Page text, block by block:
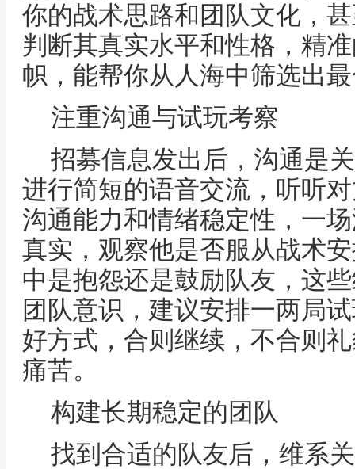
你的战术思路和团队文化，
判断其真实水平和性格，精
帜，能帮你从人海中筛选出
注重沟通与试玩考察
招募信息发出后，沟通是
进行简短的语音交流，听听
沟通能力和情绪稳定性，一
真实，观察他是否服从战术
中是抱怨还是鼓励队友，这
团队意识，建议安排一两局
好方式，合则继续，不合则
痛苦。
构建长期稳定的团队
找到合适的队友后，维系